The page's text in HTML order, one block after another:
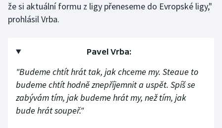
Plavání
Rychlobruslení
Rychlostní kanoistika
že si aktuální formu z ligy přeneseme do Evropské ligy,"
prohlásil Vrba.
Pavel Vrba:
"Budeme chtít hrát tak, jak chceme my. Steaue to
budeme chtít hodně znepříjemnit a uspět. Spíš se
zabývám tím, jak budeme hrát my, než tím, jak
bude hrát soupeř."